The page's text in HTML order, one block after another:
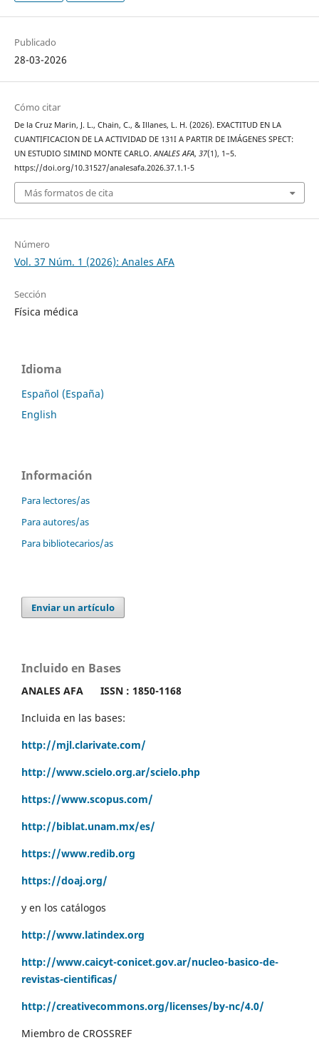
Publicado
28-03-2026
Cómo citar
De la Cruz Marin, J. L., Chain, C., & Illanes, L. H. (2026). EXACTITUD EN LA
CUANTIFICACION DE LA ACTIVIDAD DE 131I A PARTIR DE IMÁGENES SPECT:
UN ESTUDIO SIMIND MONTE CARLO.ANALES AFA, 37(1), 1–5.
https://doi.org/10.31527/analesafa.2026.37.1.1-5
Más formatos de cita
Número
Vol. 37 Núm. 1 (2026): Anales AFA
Sección
Física médica
Idioma
Español (España)
English
Información
Para lectores/as
Para autores/as
Para bibliotecarios/as
Enviar un artículo
Incluido en Bases
ANALES AFA ISSN : 1850-1168
Incluida en las bases:
http://mjl.clarivate.com/
http://www.scielo.org.ar/scielo.php
https://www.scopus.com/
http://biblat.unam.mx/es/
https://www.redib.org
https://doaj.org/
y en los catálogos
http://www.latindex.org
http://www.caicyt-conicet.gov.ar/nucleo-basico-de-
revistas-cientificas/
http://creativecommons.org/licenses/by-nc/4.0/
Miembro de CROSSREF